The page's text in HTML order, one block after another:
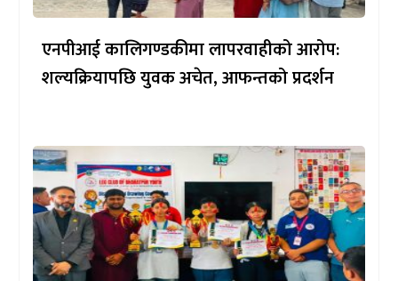
एनपीआई कालिगण्डकीमा लापरवाहीको आरोप:
शल्यक्रियापछि युवक अचेत, आफन्तको प्रदर्शन